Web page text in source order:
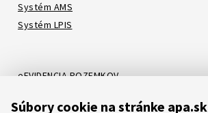
Súbory cookie na stránke apa.sk
Systém AMS
Systém LPIS
eEVIDENCIA POZEMKOV